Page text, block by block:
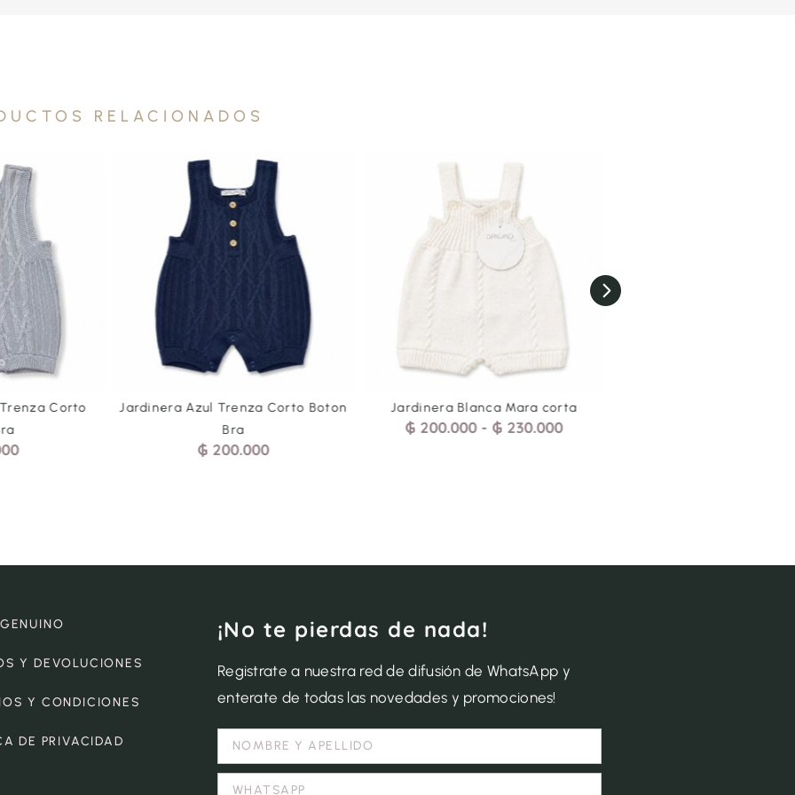
RELACIONADOS
Corto
Jardinera Azul Trenza Corto Boton
Bra
₲ 200.000
Jardinera Blanca Mara corta
₲ 200.000 - ₲ 230.000
Y DEVOLUCIONES
Y CONDICIONES
DE PRIVACIDAD
¡No te pierdas de nada!
Registrate a nuestra red de difusión de WhatsApp y
enterate de todas las novedades y promociones!